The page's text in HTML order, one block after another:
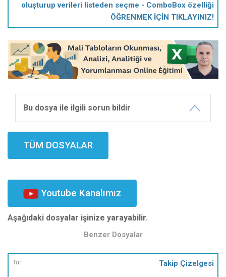
oluşturup verileri listeden seçme - ComboBox özelliği
ÖĞRENMEK İÇİN TIKLAYINIZ!
Bu dosya ile ilgili sorun bildir
TÜM DOSYALAR
Youtube Kanalımız
Aşağıdaki dosyalar işinize yarayabilir.
Benzer Dosyalar
Tür Takip Çizelgesi